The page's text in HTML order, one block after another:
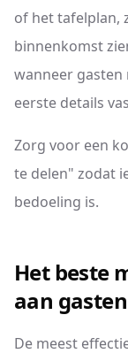
of het tafelplan,
binnenkomst
wanneer gasten
eerste details
Zorg voor een
te delen" zodat
bedoeling is.
Het beste
aan
De meest